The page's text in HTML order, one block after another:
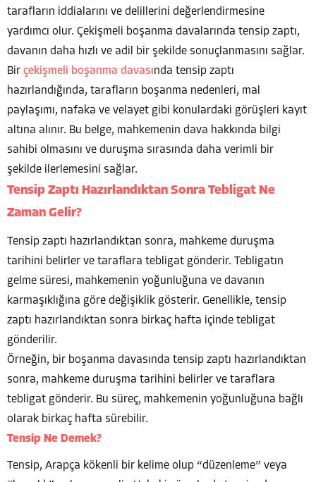
tarafların iddialarını ve delillerini değerlendirmesine
yardımcı olur. Çekişmeli boşanma davalarında tensip zaptı,
davanın daha hızlı ve adil bir şekilde sonuçlanmasını sağlar.
Bir çekişmeli boşanma davasında tensip zaptı
hazırlandığında, tarafların boşanma nedenleri, mal
paylaşımı, nafaka ve velayet gibi konulardaki görüşleri kayıt
altına alınır. Bu belge, mahkemenin dava hakkında bilgi
sahibi olmasını ve duruşma sırasında daha verimli bir
şekilde ilerlemesini sağlar.
Tensip Zaptı Hazırlandıktan Sonra Tebligat Ne
Zaman Gelir?
Tensip zaptı hazırlandıktan sonra, mahkeme duruşma
tarihini belirler ve taraflara tebligat gönderir. Tebligatın
gelme süresi, mahkemenin yoğunluğuna ve davanın
karmaşıklığına göre değişiklik gösterir. Genellikle, tensip
zaptı hazırlandıktan sonra birkaç hafta içinde tebligat
gönderilir.
Örneğin, bir boşanma davasında tensip zaptı hazırlandıktan
sonra, mahkeme duruşma tarihini belirler ve taraflara
tebligat gönderir. Bu süreç, mahkemenin yoğunluğuna bağlı
olarak birkaç hafta sürebilir.
Tensip Ne Demek?
Tensip, Arapça kökenli bir kelime olup “düzenleme” veya